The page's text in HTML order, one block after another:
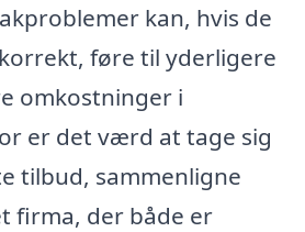
kan, hvis de
føre til yderligere
omkostninger i
er det værd at tage sig
tilbud, sammenligne
firma, der både er